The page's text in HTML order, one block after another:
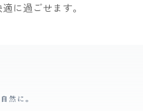
に過ごせます。
然に。